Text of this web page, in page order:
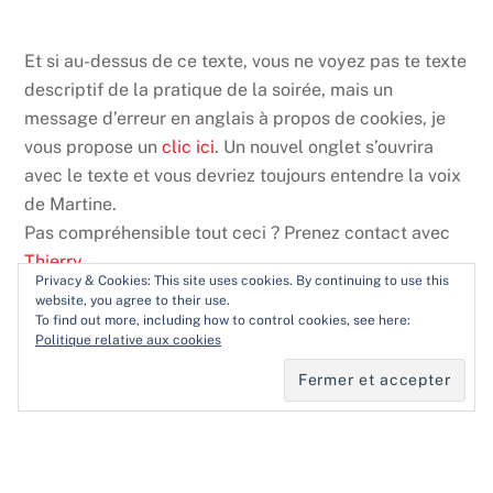
Et si au-dessus de ce texte, vous ne voyez pas te texte
descriptif de la pratique de la soirée, mais un
message d’erreur en anglais à propos de cookies, je
vous propose unclic ici. Un nouvel onglet s’ouvrira
avec le texte et vous devriez toujours entendre la voix
de Martine.
Pas compréhensible tout ceci ? Prenez contact avec
Thierry.
Partager :
Facebook Plus
Back
Privacy & Cookies: This site uses cookies. By continuing to use this
website, you agree to their use.
To find out more, including how to control cookies, see here:
Politique relative aux cookies